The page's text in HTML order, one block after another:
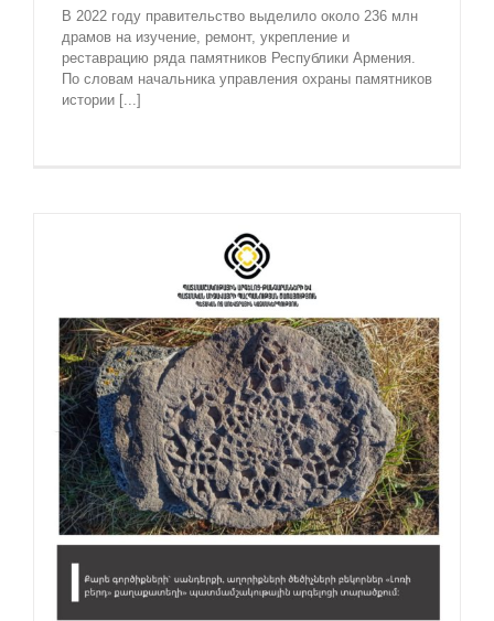
В 2022 году правительство выделило около 236 млн
драмов на изучение, ремонт, укрепление и
реставрацию ряда памятников Республики Армения.
По словам начальника управления охраны памятников
истории [...]